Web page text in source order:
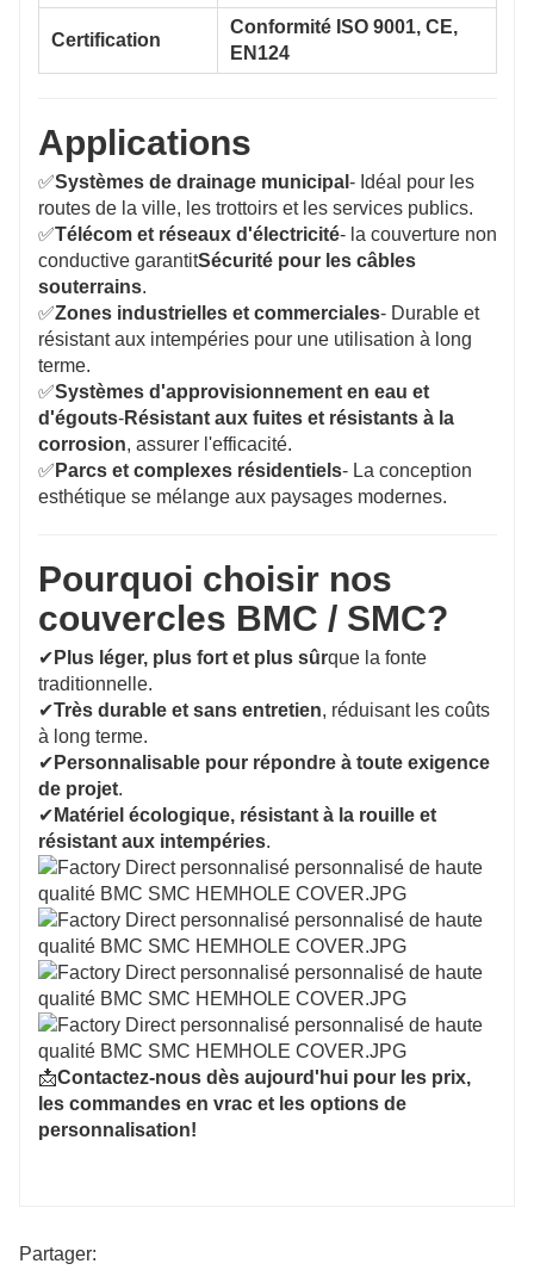
Certification
Conformité ISO 9001, CE,
EN124
Applications
✅Systèmes de drainage municipal - Idéal pour les
routes de la ville, les trottoirs et les services publics.
✅Télécom et réseaux d'électricité- la couverture non
conductive garantitSécurité pour les câbles
souterrains.
✅Zones industrielles et commerciales- Durable et
résistant aux intempéries pour une utilisation à long
terme.
✅Systèmes d'approvisionnement en eau et
d'égouts-Résistant aux fuites et résistants à la
corrosion, assurer l'efficacité.
✅ Parcs et complexes résidentiels- La conception
esthétique se mélange aux paysages modernes.
Pourquoi choisir nos
couvercles BMC / SMC?
✔ Plus léger, plus fort et plus sûrque la fonte
traditionnelle.
✔Très durable et sans entretien, réduisant les coûts
à long terme.
✔ Personnalisable pour répondre à toute exigence
de projet.
✔ Matériel écologique, résistant à la rouille et
résistant aux intempéries.
📩Contactez-nous dès aujourd'hui pour les prix,
les commandes en vrac et les options de
personnalisation!
Partager: